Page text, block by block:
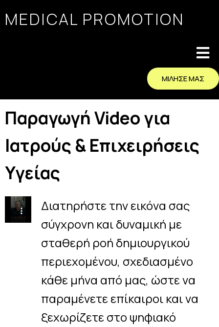
MEDICAL PROMOTION
ΜΙΛΗΣΕ ΜΑΣ
Παραγωγή Video για
Ιατρούς & Επιχειρήσεις
Υγείας
Διατηρήστε την εικόνα σας
σύγχρονη και δυναμική με
σταθερή ροή δημιουργικού
περιεχομένου, σχεδιασμένο
κάθε μήνα από μας, ώστε να
παραμένετε επίκαιροι και να
ξεχωρίζετε στο ψηφιακό